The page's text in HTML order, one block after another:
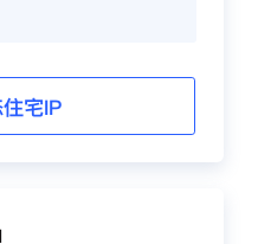
宅IP